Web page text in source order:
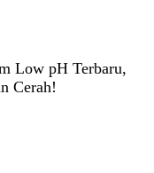
Low pH Terbaru,
Cerah!